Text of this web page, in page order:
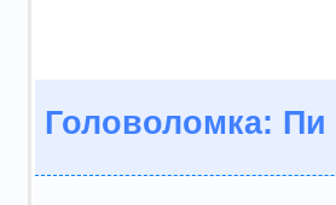
Головоломка: Пи